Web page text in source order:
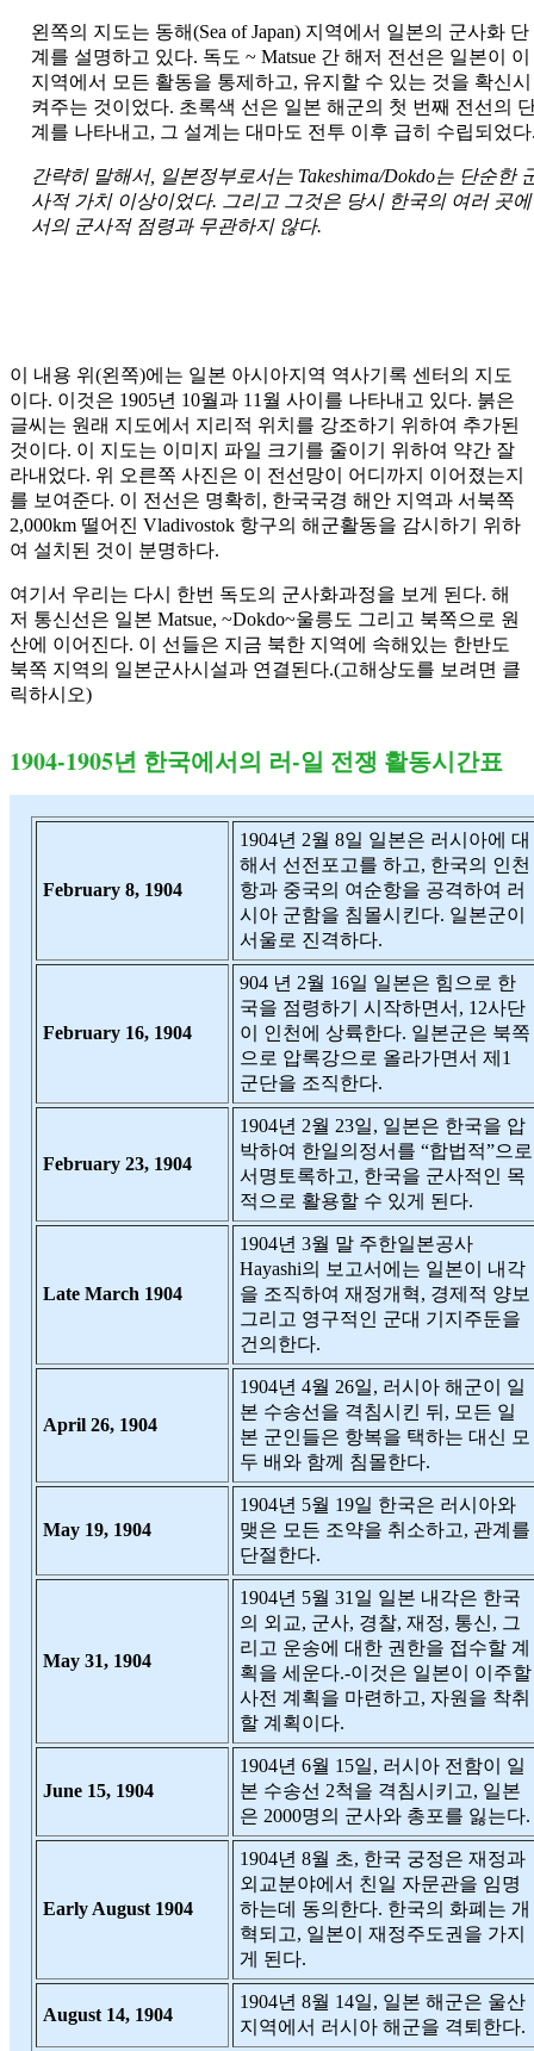
왼쪽의 지도는 동해(Sea of Japan) 지역에서 일본의 군사화 단
계를 설명하고 있다. 독도 ~ Matsue 간 해저 전선은 일본이 이
지역에서 모든 활동을 통제하고, 유지할 수 있는 것을 확신시
켜주는 것이었다. 초록색 선은 일본 해군의 첫 번째 전선의
계를 나타내고, 그 설계는 대마도 전투 이후 급히 수립되었
간략히 말해서, 일본정부로서는 Takeshima/Dokdo는 단순한
사적 가치 이상이었다. 그리고 그것은 당시 한국의 여러 곳에
서의 군사적 점령과 무관하지 않다.
이 내용 위(왼쪽)에는 일본 아시아지역 역사기록 센터의 지도
이다. 이것은 1905년 10월과 11월 사이를 나타내고 있다. 붉은
글씨는 원래 지도에서 지리적 위치를 강조하기 위하여 추가된
것이다. 이 지도는 이미지 파일 크기를 줄이기 위하여 약간 잘
라내었다. 위 오른쪽 사진은 이 전선망이 어디까지 이어졌는지
를 보여준다. 이 전선은 명확히, 한국국경 해안 지역과 서북쪽
2,000km 떨어진 Vladivostok 항구의 해군활동을 감시하기 위하
여 설치된 것이 분명하다.
여기서 우리는 다시 한번 독도의 군사화과정을 보게 된다. 해
저 통신선은 일본 Matsue, ~Dokdo~울릉도 그리고 북쪽으로 원
산에 이어진다. 이 선들은 지금 북한 지역에 속해있는 한반도
북쪽 지역의 일본군사시설과 연결된다.(고해상도를 보려면 클
릭하시오)
1904-1905년 한국에서의 러-일 전쟁 활동시간표
February 8, 1904
1904년 2월 8일 일본은 러시아에 대
해서 선전포고를 하고, 한국의 인천
항과 중국의 여순항을 공격하여 러
시아 군함을 침몰시킨다. 일본군이
서울로 진격하다.
February 16, 1904
904 년 2월 16일 일본은 힘으로 한
국을 점령하기 시작하면서, 12사단
이 인천에 상륙한다. 일본군은 북쪽
으로 압록강으로 올라가면서 제1
군단을 조직한다.
February 23, 1904
1904년 2월 23일, 일본은 한국을 압
박하여 한일의정서를 “합법적”으로
서명토록하고, 한국을 군사적인 목
적으로 활용할 수 있게 된다.
Late March 1904
1904년 3월 말 주한일본공사
Hayashi의 보고서에는 일본이 내각
을 조직하여 재정개혁, 경제적 양보
그리고 영구적인 군대 기지주둔을
건의한다.
April 26, 1904
1904년 4월 26일, 러시아 해군이 일
본 수송선을 격침시킨 뒤, 모든 일
본 군인들은 항복을 택하는 대신 모
두 배와 함께 침몰한다.
May 19, 1904
1904년 5월 19일 한국은 러시아와
맺은 모든 조약을 취소하고, 관계를
단절한다.
May 31, 1904
1904년 5월 31일 일본 내각은 한국
의 외교, 군사, 경찰, 재정, 통신, 그
리고 운송에 대한 권한을 접수할 계
획을 세운다.-이것은 일본이 이주할
사전 계획을 마련하고, 자원을 착취
할 계획이다.
June 15, 1904
1904년 6월 15일, 러시아 전함이 일
본 수송선 2척을 격침시키고, 일본
은 2000명의 군사와 총포를 잃는다.
Early August 1904
1904년 8월 초, 한국 궁정은 재정과
외교분야에서 친일 자문관을 임명
하는데 동의한다. 한국의 화폐는 개
혁되고, 일본이 재정주도권을 가지
게 된다.
August 14, 1904
1904년 8월 14일, 일본 해군은 울산
지역에서 러시아 해군을 격퇴한다.